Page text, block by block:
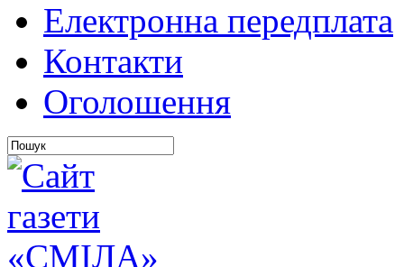
Електронна передплата
Контакти
Оголошення